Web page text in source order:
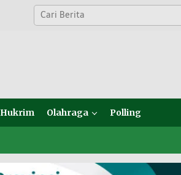
Hukrim Olahraga Polling